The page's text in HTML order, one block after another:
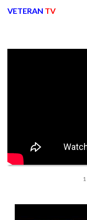
VETERAN TV
1